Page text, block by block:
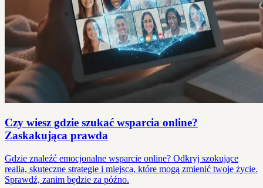
Czy wiesz gdzie szukać wsparcia online?
Zaskakująca prawda
Gdzie znaleźć emocjonalne wsparcie online? Odkryj szokujące
realia, skuteczne strategie i miejsca, które mogą zmienić twoje życie.
Sprawdź, zanim będzie za późno.